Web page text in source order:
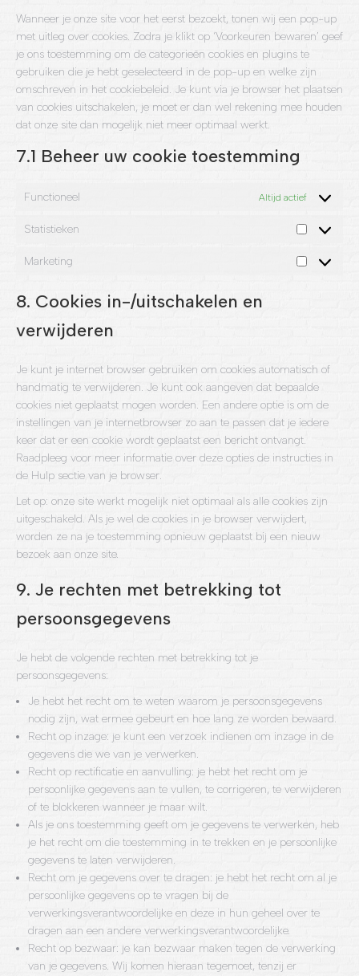
Wanneer je onze site voor het eerst bezoekt, tonen wij een pop-up
met uitleg over cookies. Zodra je klikt op ‘Voorkeuren bewaren’ geef
je ons toestemming om de categorieën cookies en plugins te
gebruiken die je hebt geselecteerd in de pop-up en welke zijn
omschreven in het cookiebeleid. Je kunt via je browser het plaatsen
van cookies uitschakelen, je moet er dan wel rekening mee houden
dat onze site dan mogelijk niet meer optimaal werkt.
7.1 Beheer uw cookie toestemming
Functioneel Altijd actief
Statistieken
Marketing
Marketing
8. Cookies in-/uitschakelen en
verwijderen
Je kunt je internet browser gebruiken om cookies automatisch of
handmatig te verwijderen. Je kunt ook aangeven dat bepaalde
cookies niet geplaatst mogen worden. Een andere optie is om de
instellingen van je internetbrowser zo aan te passen dat je iedere
keer dat er een cookie wordt geplaatst een bericht ontvangt.
Raadpleeg voor meer informatie over deze opties de instructies in
de Hulp sectie van je browser.
Let op: onze site werkt mogelijk niet optimaal als alle cookies zijn
uitgeschakeld. Als je wel de cookies in je browser verwijdert,
worden ze na je toestemming opnieuw geplaatst bij een nieuw
bezoek aan onze site.
9. Je rechten met betrekking tot
persoonsgegevens
Je hebt de volgende rechten met betrekking tot je
persoonsgegevens:
Je hebt het recht om te weten waarom je persoonsgegevens
nodig zijn, wat ermee gebeurt en hoe lang ze worden bewaard.
Recht op inzage: je kunt een verzoek indienen om inzage in de
gegevens die we van je verwerken.
Recht op rectificatie en aanvulling: je hebt het recht om je
persoonlijke gegevens aan te vullen, te corrigeren, te verwijderen
of te blokkeren wanneer je maar wilt.
Als je ons toestemming geeft om je gegevens te verwerken, heb
je het recht om die toestemming in te trekken en je persoonlijke
gegevens te laten verwijderen.
Recht om je gegevens over te dragen: je hebt het recht om al je
persoonlijke gegevens op te vragen bij de
verwerkingsverantwoordelijke en deze in hun geheel over te
dragen aan een andere verwerkingsverantwoordelijke.
Recht op bezwaar: je kan bezwaar maken tegen de verwerking
van je gegevens. Wij komen hieraan tegemoet, tenzij er